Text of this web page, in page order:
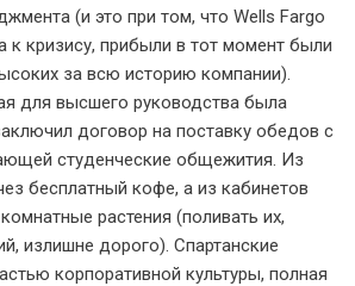
(и это при том, что Wells Fargo
к кризису, прибыли в тот момент были
за всю историю компании).
для высшего руководства была
договор на поставку обедов с
студенческие общежития. Из
бесплатный кофе, а из кабинетов
растения (поливать их,
излишне дорого). Спартанские
корпоративной культуры, полная